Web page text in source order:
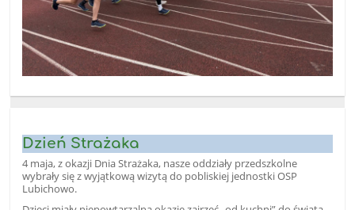
Dzień Strażaka
4 maja, z okazji Dnia Strażaka, nasze oddziały przedszkolne
wybrały się z wyjątkową wizytą do pobliskiej jednostki OSP
Lubichowo.